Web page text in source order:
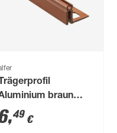
Trägerprofil
braun
1000 x 30 mm
,49 €